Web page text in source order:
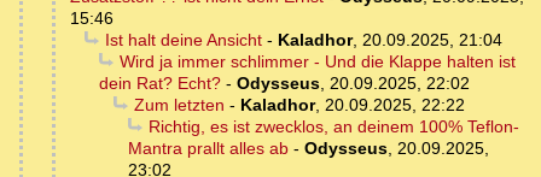
15:46
Ist halt deine Ansicht- Kaladhor, 20.09.2025, 21:04
Wird ja immer schlimmer - Und die Klappe halten ist
dein Rat? Echt? - Odysseus, 20.09.2025, 22:02
Zum letzten - Kaladhor, 20.09.2025, 22:22
Richtig, es ist zwecklos, an deinem 100% Teflon-
Mantra prallt alles ab - Odysseus, 20.09.2025,
23:02